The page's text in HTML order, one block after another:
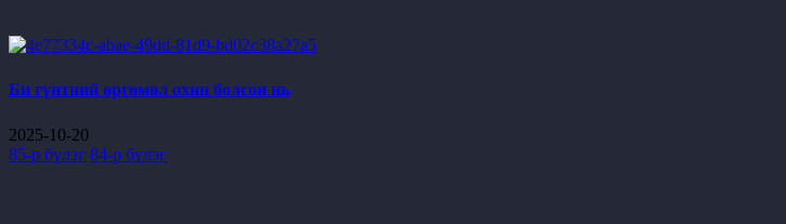
Би гүнтний өргөмөл охин болсон нь
2025-10-20
85-р бүлэг 84-р бүлэг